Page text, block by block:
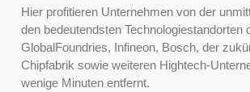
Hier profitieren Unternehmen von der
den bedeutendsten Technologiestandorten
GlobalFoundries, Infineon, Bosch, der
Chipfabrik sowie weiteren Hightech-
wenige Minuten entfernt.